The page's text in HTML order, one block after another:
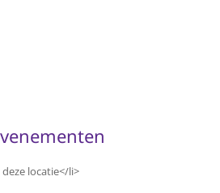
locatie</li>